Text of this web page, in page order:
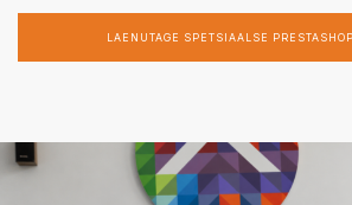
LAENUTAGE SPETSIAALSE